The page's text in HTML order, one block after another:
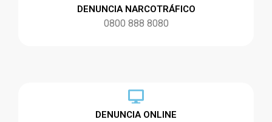
DENUNCIA NARCOTRÁFICO
0800 888 8080
DENUNCIA ONLINE